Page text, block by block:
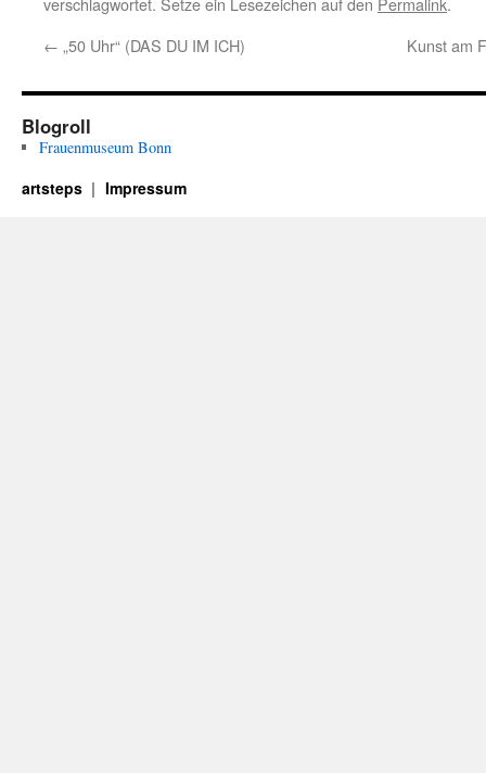
← „50 Uhr“ (DAS DU IM ICH) Kunst am
Blogroll
Frauenmuseum Bonn
artsteps Impressum